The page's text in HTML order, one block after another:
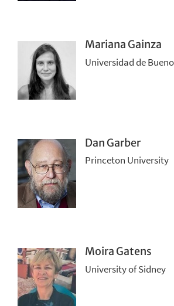
Mariana Gainza
Universidad de
Dan Garber
Princeton University
Moira Gatens
University of Sidney